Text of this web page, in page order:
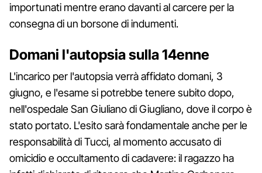
importunati mentre erano davanti al carcere per la
consegna di un borsone di indumenti.
Domani l'autopsia sulla 14enne
L'incarico per l'autopsia verrà affidato domani, 3
giugno, e l'esame si potrebbe tenere subito dopo,
nell'ospedale San Giuliano di Giugliano, dove il corpo è
stato portato. L'esito sarà fondamentale anche per le
responsabilità di Tucci, al momento accusato di
omicidio e occultamento di cadavere: il ragazzo ha